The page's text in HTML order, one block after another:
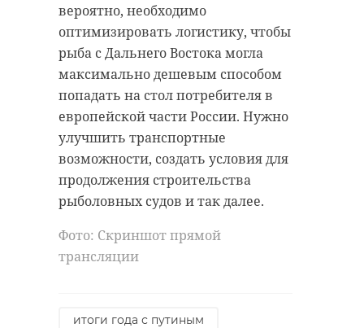
вероятно, необходимо
оптимизировать логистику, чтобы
рыба с Дальнего Востока могла
максимально дешевым способом
попадать на стол потребителя в
европейской части России. Нужно
улучшить транспортные
возможности, создать условия для
продолжения строительства
рыболовных судов и так далее.
Фото: Скриншот прямой
трансляции
итоги года с путиным